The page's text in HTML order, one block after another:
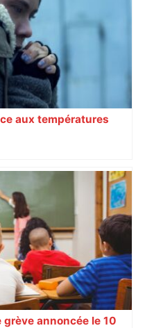
aux températures
grève annoncée le 10